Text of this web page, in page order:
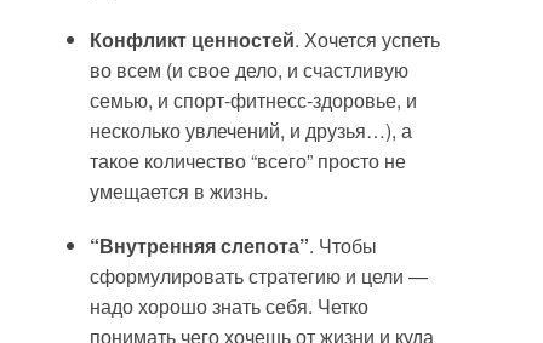
Конфликт ценностей. Хочется успеть
во всем (и свое дело, и счастливую
семью, и спорт-фитнесс-здоровье, и
несколько увлечений, и друзья…), а
такое количество “всего” просто не
умещается в жизнь.
“Внутренняя слепота”. Чтобы
сформулировать стратегию и цели —
надо хорошо знать себя. Четко
понимать чего хочешь от жизни и куда